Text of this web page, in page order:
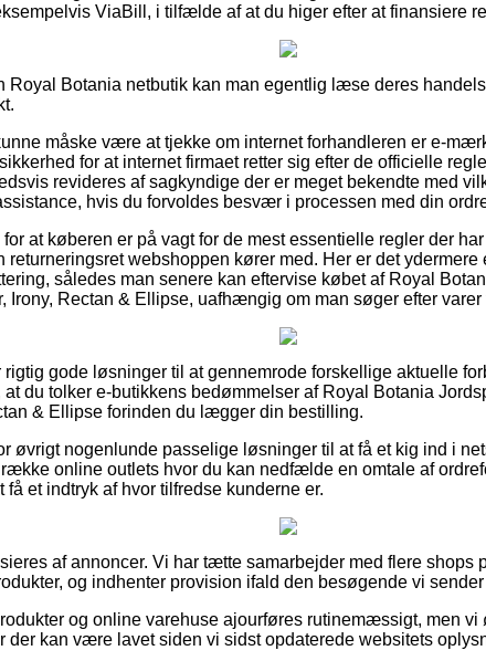
ViaBill, i tilfælde af at du higer efter at finansiere
Royal Botania netbutik kan man egentlig læse deres
måske være at tjekke om internet forhandleren er e-
for at internet firmaet retter sig efter de officielle
revideres af sagkyndige der er meget bekendte med
hvis du forvoldes besvær i processen med din
at køberen er på vagt for de mest essentielle regler der
returneringsret webshoppen kører med. Her er det
således man senere kan eftervise købet af Royal
Irony, Rectan & Ellipse, uafhængig om man søger efter
rigtig gode løsninger til at gennemrode forskellige aktuelle
du tolker e-butikkens bedømmelser af Royal Botania
& Ellipse forinden du lægger din bestilling.
øvrigt nogenlunde passelige løsninger til at få et kig ind i
online outlets hvor du kan nedfælde en omtale af
få et indtryk af hvor tilfredse kunderne er.
af annoncer. Vi har tætte samarbejder med flere shops
og indhenter provision ifald den besøgende vi
og online varehuse ajourføres rutinemæssigt, men vi
der kan være lavet siden vi sidst opdaterede websitets